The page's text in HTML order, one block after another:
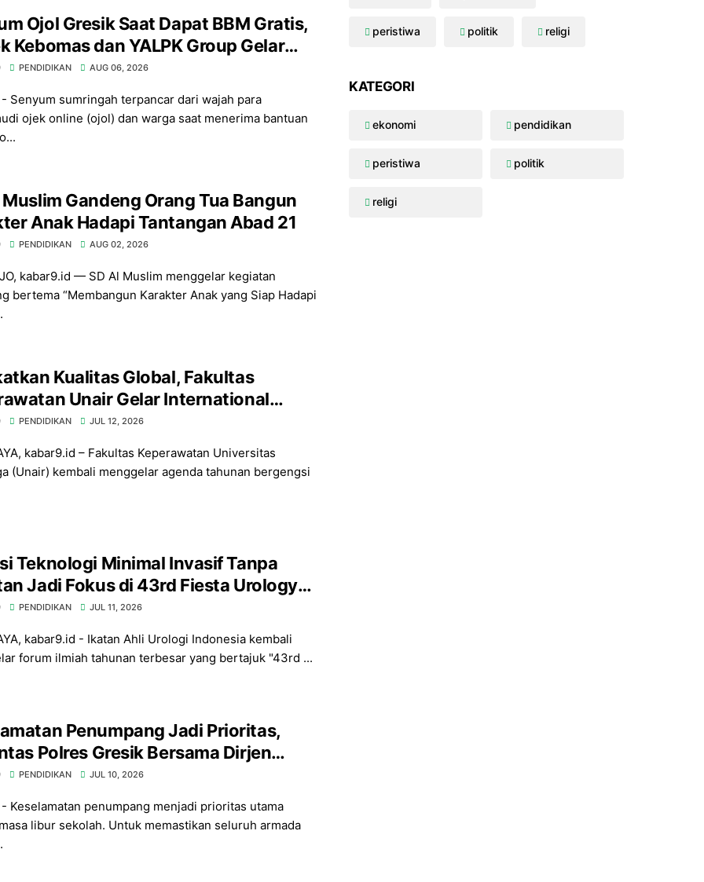
Ojol Gresik Saat Dapat BBM Gratis,
Kebomas dan YALPK Group Gelar
PENDIDIKAN AUG 06, 2026
- Senyum sumringah terpancar dari wajah para
ojek online (ojol) dan warga saat menerima bantuan
Muslim Gandeng Orang Tua Bangun
Anak Hadapi Tantangan Abad 21
PENDIDIKAN AUG 02, 2026
kabar9.id — SD Al Muslim menggelar kegiatan
bertema “Membangun Karakter Anak yang Siap Hadapi
Kualitas Global, Fakultas
Unair Gelar International
Conference ke-17 di Surabaya
PENDIDIKAN JUL 12, 2026
kabar9.id – Fakultas Keperawatan Universitas
(Unair) kembali menggelar agenda tahunan bergengsi
Teknologi Minimal Invasif Tanpa
Jadi Fokus di 43rd Fiesta Urology
PENDIDIKAN JUL 11, 2026
kabar9.id - Ikatan Ahli Urologi Indonesia kembali
forum ilmiah tahunan terbesar yang bertajuk "43rd ...
Penumpang Jadi Prioritas,
Polres Gresik Bersama Dirjen
Gelar Ramp Check Bus di Rest Area
PENDIDIKAN JUL 10, 2026
- Keselamatan penumpang menjadi prioritas utama
libur sekolah. Untuk memastikan seluruh armada
peristiwa politik religi
KATEGORI
ekonomi pendidikan
peristiwa politik
religi